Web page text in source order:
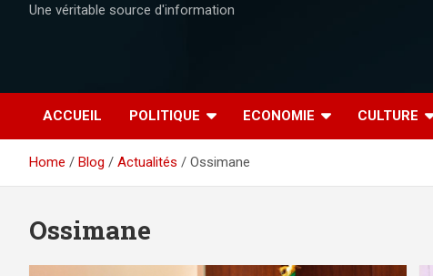
Une véritable source d'information
ACCUEIL POLITIQUE ECONOMIE CULTURE
Home Blog Actualités Ossimane
Ossimane